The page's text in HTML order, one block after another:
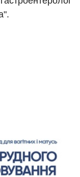
та неврології